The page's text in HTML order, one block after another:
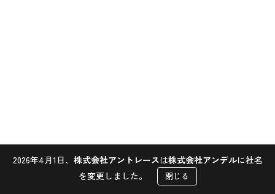
Contact
2026年4月1日、 株式会社アントレースは株式会社アンデルに社名
を変更しました。
閉じる